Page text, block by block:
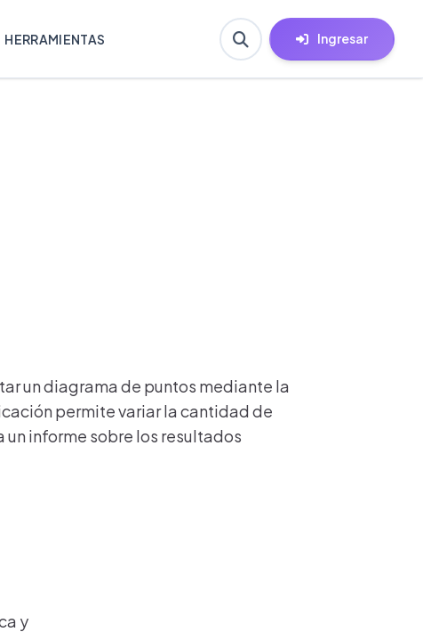
HERRAMIENTAS Ingresar
un diagrama de puntos mediante la
permite variar la cantidad de
informe sobre los resultados
y